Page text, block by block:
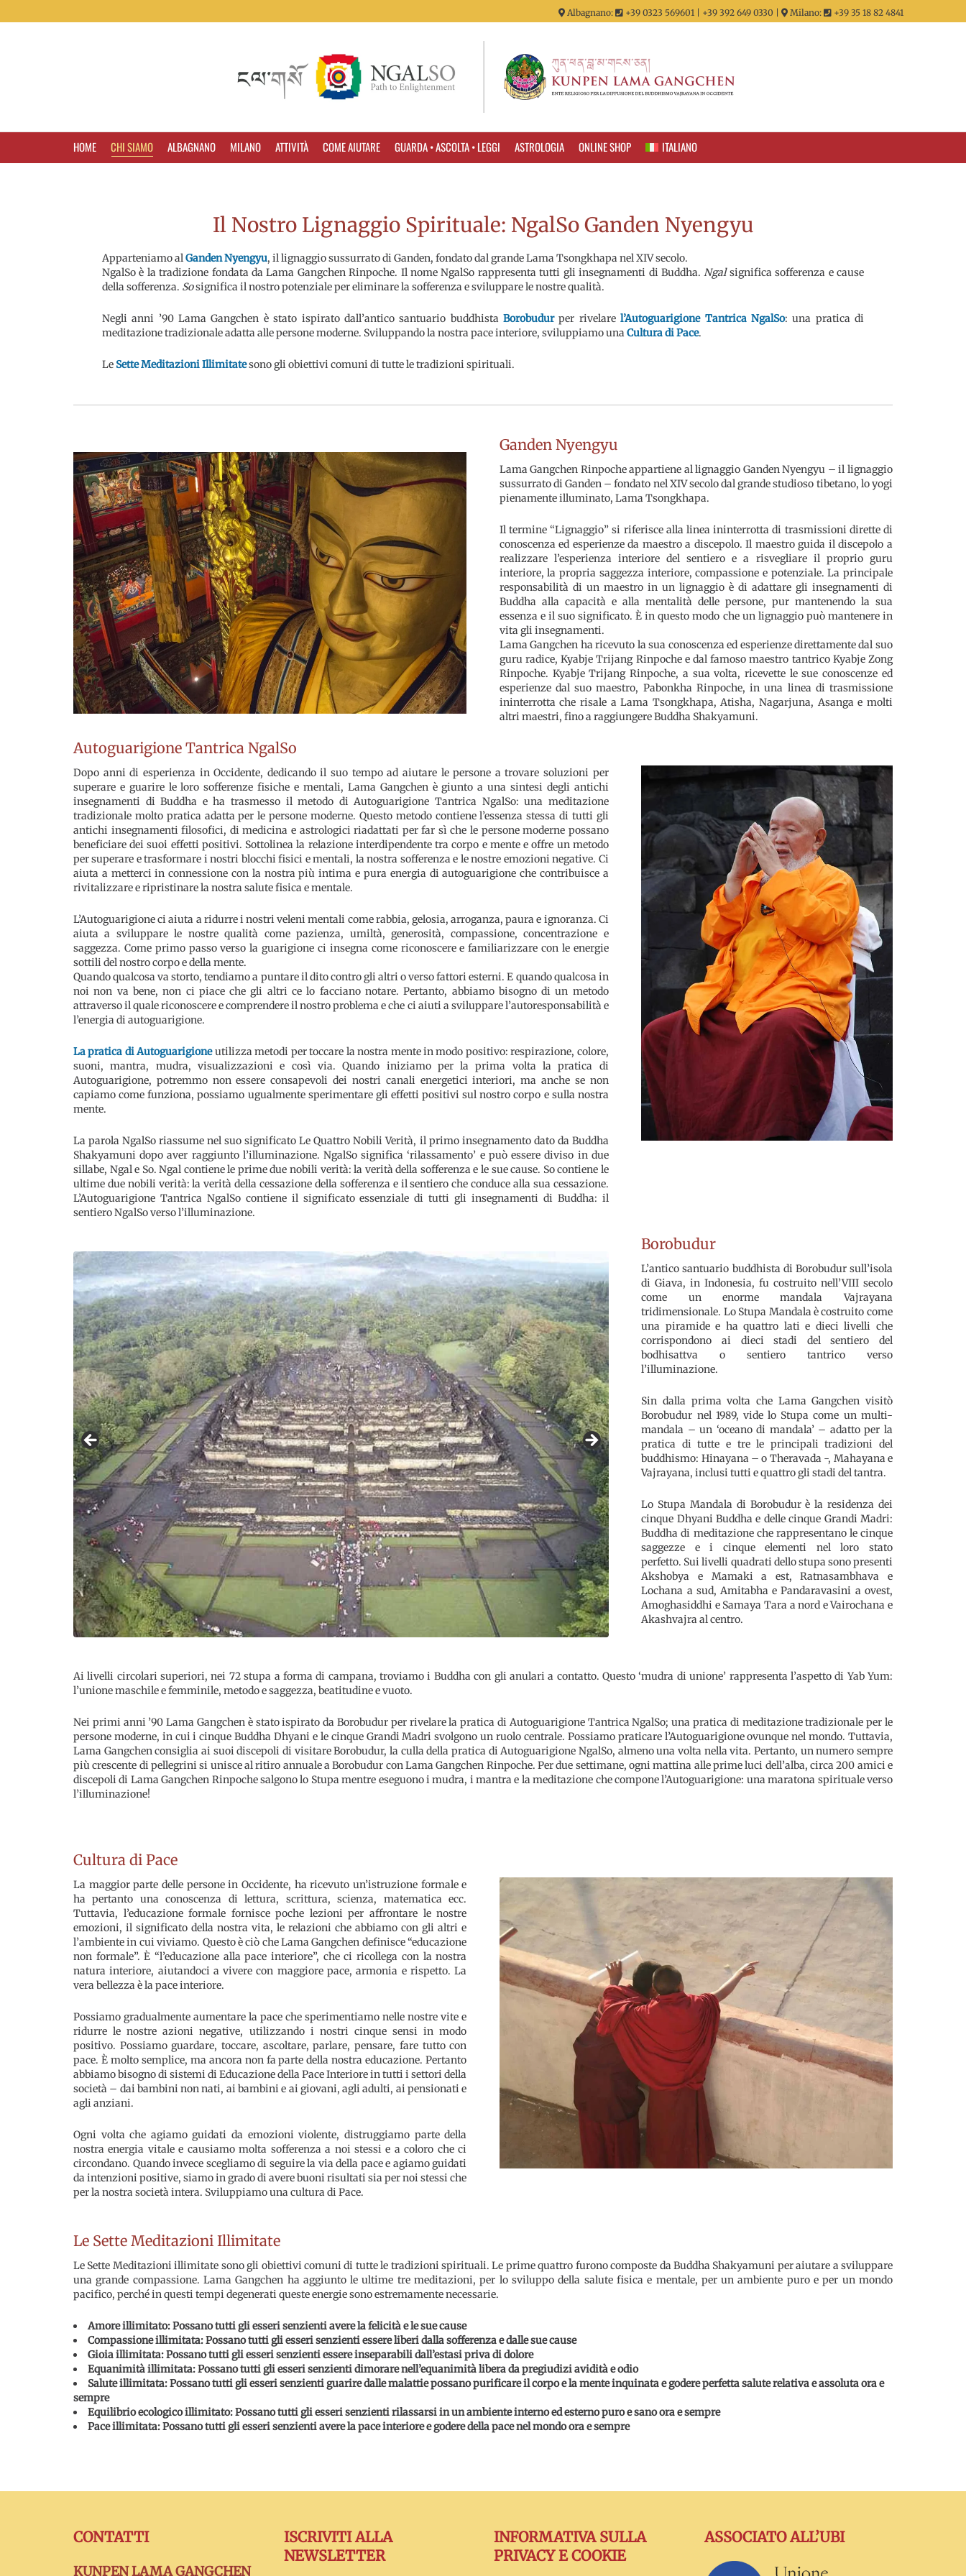
Albagnano: +39 0323 569601 | +39 392 649 0330 | Milano: +39 35 18 82 4841
HOME CHI SIAMO ALBAGNANO MILANO ATTIVITÀ COME AIUTARE GUARDA • ASCOLTA • LEGGI ASTROLOGIA ONLINE SHOP ITALIANO
Il Nostro Lignaggio Spirituale: NgalSo Ganden Nyengyu
Apparteniamo alGanden Nyengyu, il lignaggio sussurrato di Ganden, fondato dal grande Lama Tsongkhapa nel XIV secolo.
NgalSo è la tradizione fondata da Lama Gangchen Rinpoche. Il nome NgalSo rappresenta tutti gli insegnamenti di Buddha.Ngalsignifica sofferenza e cause
della sofferenza. Sosignifica il nostro potenziale per eliminare la sofferenza e sviluppare le nostre qualità.
Negli anni ’90 Lama Gangchen è stato ispirato dall’antico santuario buddhistaBorobudurper rivelarel’Autoguarigione Tantrica NgalSo: una pratica di
meditazione tradizionale adatta alle persone moderne. Sviluppando la nostra pace interiore, sviluppiamo unaCultura di Pace.
Le Sette Meditazioni Illimitatesono gli obiettivi comuni di tutte le tradizioni spirituali.
Ganden Nyengyu
Lama Gangchen Rinpoche appartiene al lignaggio Ganden Nyengyu – il lignaggio
sussurrato di Ganden – fondato nel XIV secolo dal grande studioso tibetano, lo yogi
pienamente illuminato, Lama Tsongkhapa.
Il termine “Lignaggio” si riferisce alla linea ininterrotta di trasmissioni dirette di
conoscenza ed esperienze da maestro a discepolo. Il maestro guida il discepolo a
realizzare l’esperienza interiore del sentiero e a risvegliare il proprio guru
interiore, la propria saggezza interiore, compassione e potenziale. La principale
responsabilità di un maestro in un lignaggio è di adattare gli insegnamenti di
Buddha alla capacità e alla mentalità delle persone, pur mantenendo la sua
essenza e il suo significato. È in questo modo che un lignaggio può mantenere in
vita gli insegnamenti.
Lama Gangchen ha ricevuto la sua conoscenza ed esperienze direttamente dal suo
guru radice, Kyabje Trijang Rinpoche e dal famoso maestro tantrico Kyabje Zong
Rinpoche. Kyabje Trijang Rinpoche, a sua volta, ricevette le sue conoscenze ed
esperienze dal suo maestro, Pabonkha Rinpoche, in una linea di trasmissione
ininterrotta che risale a Lama Tsongkhapa, Atisha, Nagarjuna, Asanga e molti
altri maestri, fino a raggiungere Buddha Shakyamuni.
Autoguarigione Tantrica NgalSo
Dopo anni di esperienza in Occidente, dedicando il suo tempo ad aiutare le persone a trovare soluzioni per
superare e guarire le loro sofferenze fisiche e mentali, Lama Gangchen è giunto a una sintesi degli antichi
insegnamenti di Buddha e ha trasmesso il metodo di Autoguarigione Tantrica NgalSo: una meditazione
tradizionale molto pratica adatta per le persone moderne. Questo metodo contiene l’essenza stessa di tutti gli
antichi insegnamenti filosofici, di medicina e astrologici riadattati per far sì che le persone moderne possano
beneficiare dei suoi effetti positivi. Sottolinea la relazione interdipendente tra corpo e mente e offre un metodo
per superare e trasformare i nostri blocchi fisici e mentali, la nostra sofferenza e le nostre emozioni negative. Ci
aiuta a metterci in connessione con la nostra più intima e pura energia di autoguarigione che contribuisce a
rivitalizzare e ripristinare la nostra salute fisica e mentale.
L’Autoguarigione ci aiuta a ridurre i nostri veleni mentali come rabbia, gelosia, arroganza, paura e ignoranza. Ci
aiuta a sviluppare le nostre qualità come pazienza, umiltà, generosità, compassione, concentrazione e
saggezza. Come primo passo verso la guarigione ci insegna come riconoscere e familiarizzare con le energie
sottili del nostro corpo e della mente.
Quando qualcosa va storto, tendiamo a puntare il dito contro gli altri o verso fattori esterni. E quando qualcosa in
noi non va bene, non ci piace che gli altri ce lo facciano notare. Pertanto, abbiamo bisogno di un metodo
attraverso il quale riconoscere e comprendere il nostro problema e che ci aiuti a sviluppare l’autoresponsabilità e
l’energia di autoguarigione.
La pratica di Autoguarigioneutilizza metodi per toccare la nostra mente in modo positivo: respirazione, colore,
suoni, mantra, mudra, visualizzazioni e così via. Quando iniziamo per la prima volta la pratica di
Autoguarigione, potremmo non essere consapevoli dei nostri canali energetici interiori, ma anche se non
capiamo come funziona, possiamo ugualmente sperimentare gli effetti positivi sul nostro corpo e sulla nostra
mente.
La parola NgalSo riassume nel suo significato Le Quattro Nobili Verità, il primo insegnamento dato da Buddha
Shakyamuni dopo aver raggiunto l’illuminazione. NgalSo significa ‘rilassamento’ e può essere diviso in due
sillabe, Ngal e So. Ngal contiene le prime due nobili verità: la verità della sofferenza e le sue cause. So contiene le
ultime due nobili verità: la verità della cessazione della sofferenza e il sentiero che conduce alla sua cessazione.
L’Autoguarigione Tantrica NgalSo contiene il significato essenziale di tutti gli insegnamenti di Buddha: il
sentiero NgalSo verso l’illuminazione.
Borobudur
L’antico santuario buddhista di Borobudur sull’isola
di Giava, in Indonesia, fu costruito nell’VIII secolo
come un enorme mandala Vajrayana
tridimensionale. Lo Stupa Mandala è costruito come
una piramide e ha quattro lati e dieci livelli che
corrispondono ai dieci stadi del sentiero del
bodhisattva o sentiero tantrico verso
l’illuminazione.
Sin dalla prima volta che Lama Gangchen visitò
Borobudur nel 1989, vide lo Stupa come un multi-
mandala – un ‘oceano di mandala’ – adatto per la
pratica di tutte e tre le principali tradizioni del
buddhismo: Hinayana – o Theravada -, Mahayana e
Vajrayana, inclusi tutti e quattro gli stadi del tantra.
Lo Stupa Mandala di Borobudur è la residenza dei
cinque Dhyani Buddha e delle cinque Grandi Madri:
Buddha di meditazione che rappresentano le cinque
saggezze e i cinque elementi nel loro stato
perfetto. Sui livelli quadrati dello stupa sono presenti
Akshobya e Mamaki a est, Ratnasambhava e
Lochana a sud, Amitabha e Pandaravasini a ovest,
Amoghasiddhi e Samaya Tara a nord e Vairochana e
Akashvajra al centro.
Ai livelli circolari superiori, nei 72 stupa a forma di campana, troviamo i Buddha con gli anulari a contatto. Questo ‘mudra di unione’ rappresenta l’aspetto di Yab Yum:
l’unione maschile e femminile, metodo e saggezza, beatitudine e vuoto.
Nei primi anni ’90 Lama Gangchen è stato ispirato da Borobudur per rivelare la pratica di Autoguarigione Tantrica NgalSo; una pratica di meditazione tradizionale per le
persone moderne, in cui i cinque Buddha Dhyani e le cinque Grandi Madri svolgono un ruolo centrale. Possiamo praticare l’Autoguarigione ovunque nel mondo. Tuttavia,
Lama Gangchen consiglia ai suoi discepoli di visitare Borobudur, la culla della pratica di Autoguarigione NgalSo, almeno una volta nella vita. Pertanto, un numero sempre
più crescente di pellegrini si unisce al ritiro annuale a Borobudur con Lama Gangchen Rinpoche. Per due settimane, ogni mattina alle prime luci dell’alba, circa 200 amici e
discepoli di Lama Gangchen Rinpoche salgono lo Stupa mentre eseguono i mudra, i mantra e la meditazione che compone l’Autoguarigione: una maratona spirituale verso
l’illuminazione!
Cultura di Pace
La maggior parte delle persone in Occidente, ha ricevuto un’istruzione formale e
ha pertanto una conoscenza di lettura, scrittura, scienza, matematica ecc.
Tuttavia, l’educazione formale fornisce poche lezioni per affrontare le nostre
emozioni, il significato della nostra vita, le relazioni che abbiamo con gli altri e
l’ambiente in cui viviamo. Questo è ciò che Lama Gangchen definisce “educazione
non formale”. È “l’educazione alla pace interiore”, che ci ricollega con la nostra
natura interiore, aiutandoci a vivere con maggiore pace, armonia e rispetto. La
vera bellezza è la pace interiore.
Possiamo gradualmente aumentare la pace che sperimentiamo nelle nostre vite e
ridurre le nostre azioni negative, utilizzando i nostri cinque sensi in modo
positivo. Possiamo guardare, toccare, ascoltare, parlare, pensare, fare tutto con
pace. È molto semplice, ma ancora non fa parte della nostra educazione. Pertanto
abbiamo bisogno di sistemi di Educazione della Pace Interiore in tutti i settori della
società – dai bambini non nati, ai bambini e ai giovani, agli adulti, ai pensionati e
agli anziani.
Ogni volta che agiamo guidati da emozioni violente, distruggiamo parte della
nostra energia vitale e causiamo molta sofferenza a noi stessi e a coloro che ci
circondano. Quando invece scegliamo di seguire la via della pace e agiamo guidati
da intenzioni positive, siamo in grado di avere buoni risultati sia per noi stessi che
per la nostra società intera. Sviluppiamo una cultura di Pace.
Le Sette Meditazioni Illimitate
Le Sette Meditazioni illimitate sono gli obiettivi comuni di tutte le tradizioni spirituali. Le prime quattro furono composte da Buddha Shakyamuni per aiutare a sviluppare
una grande compassione. Lama Gangchen ha aggiunto le ultime tre meditazioni, per lo sviluppo della salute fisica e mentale, per un ambiente puro e per un mondo
pacifico, perché in questi tempi degenerati queste energie sono estremamente necessarie.
Amore illimitato: Possano tutti gli esseri senzienti avere la felicità e le sue cause
Compassione illimitata: Possano tutti gli esseri senzienti essere liberi dalla sofferenza e dalle sue cause
Gioia illimitata: Possano tutti gli esseri senzienti essere inseparabili dall’estasi priva di dolore
Equanimità illimitata: Possano tutti gli esseri senzienti dimorare nell’equanimità libera da pregiudizi avidità e odio
Salute illimitata: Possano tutti gli esseri senzienti guarire dalle malattie possano purificare il corpo e la mente inquinata e godere perfetta salute relativa e assoluta ora e
sempre
Equilibrio ecologico illimitato: Possano tutti gli esseri senzienti rilassarsi in un ambiente interno ed esterno puro e sano ora e sempre
Pace illimitata: Possano tutti gli esseri senzienti avere la pace interiore e godere della pace nel mondo ora e sempre
CONTATTI
KUNPEN LAMA GANGCHEN
ISCRIVITI ALLA
NEWSLETTER
INFORMATIVA SULLA
PRIVACY E COOKIE
ASSOCIATO ALL’UBI